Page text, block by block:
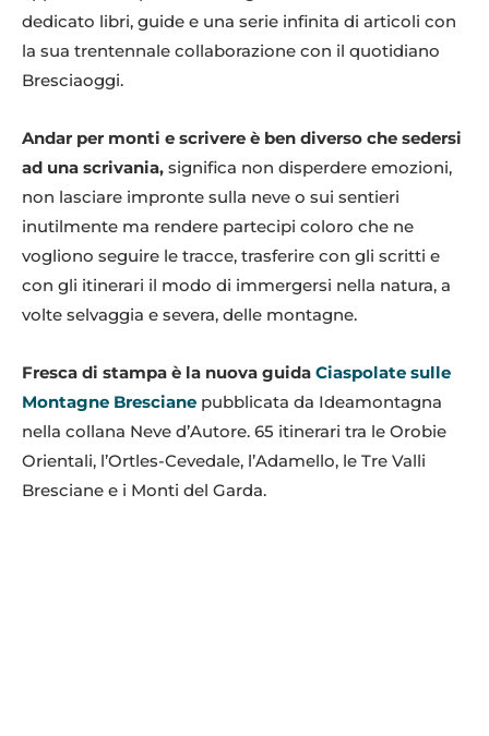
dedicato libri, guide e una serie infinita di articoli con
la sua trentennale collaborazione con il quotidiano
Bresciaoggi.
Andar per monti e scrivere è ben diverso che sedersi
ad una scrivania, significa non disperdere emozioni,
non lasciare impronte sulla neve o sui sentieri
inutilmente ma rendere partecipi coloro che ne
vogliono seguire le tracce, trasferire con gli scritti e
con gli itinerari il modo di immergersi nella natura, a
volte selvaggia e severa, delle montagne.
Fresca di stampa è la nuova guida Ciaspolate sulle
Montagne Bresciane pubblicata da Ideamontagna
nella collana Neve d’Autore. 65 itinerari tra le Orobie
Orientali, l’Ortles-Cevedale, l’Adamello, le Tre Valli
Bresciane e i Monti del Garda.